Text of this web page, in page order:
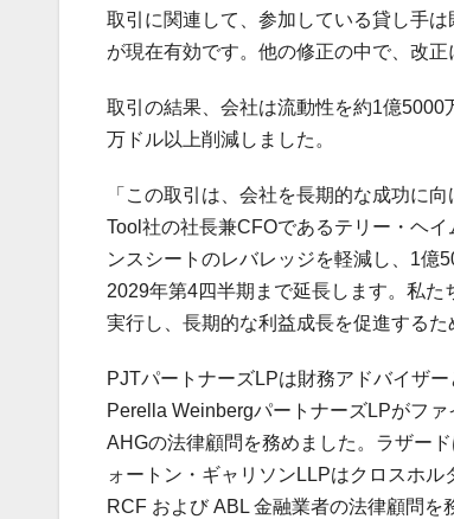
取引に関連して、参加している貸し手
が現在有効です。他の修正の中で、改
取引の結果、会社は流動性を約1億
万ドル以上削減しました。
「この取引は、会社を長期的な成功に
Tool社の社長兼CFOであるテリー・ヘ
ンスシートのレバレッジを軽減し、1億
2029年第4四半期まで延長します。私
実行し、長期的な利益成長を促進する
PJTパートナーズLPは財務アドバイザ
Perella WeinbergパートナーズLPがフ
AHGの法律顧問を務めました。ラザー
ォートン・ギャリソンLLPはクロスホ
RCF および ABL 金融業者の法律顧問を